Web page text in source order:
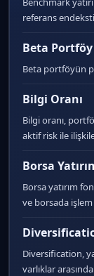
referans
Beta Portföy
Beta portföyün
Bilgi Oranı
Bilgi oranı,
aktif risk ile
Borsa
Borsa yatırım
ve borsada
Diversification,
varlıklar